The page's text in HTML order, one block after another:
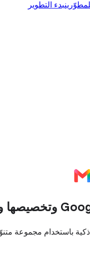
بدء التطوير
باستخدام مجموعة